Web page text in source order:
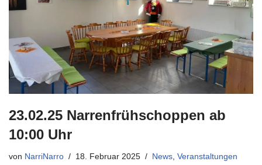
23.02.25 Narrenfrühschoppen ab
10:00 Uhr
von NarriNarro 18. Februar 2025 News Veranstaltungen